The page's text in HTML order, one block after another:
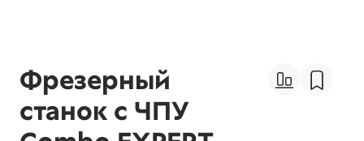
Фрезерный
станок с ЧПУ